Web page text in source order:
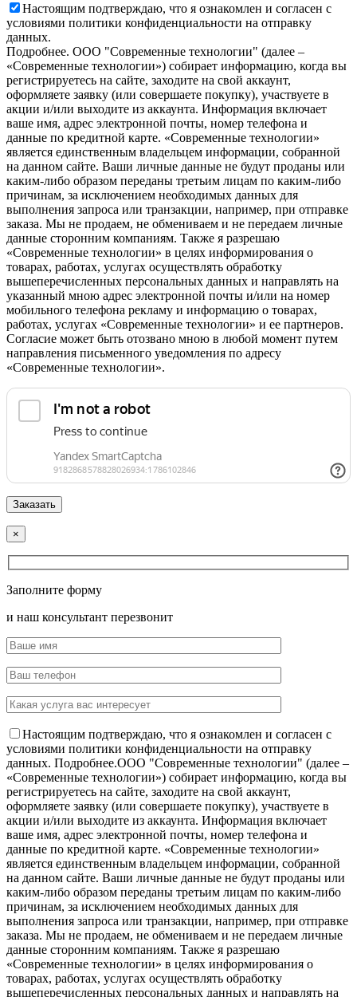
Настоящим подтверждаю, что я ознакомлен и согласен с
условиями политики конфиденциальности на отправку
данных.
Подробнее. OOO "Современные технологии" (далее –
«Современные технологии») собирает информацию, когда вы
регистрируетесь на сайте, заходите на свой аккаунт,
оформляете заявку (или совершаете покупку), участвуете в
акции и/или выходите из аккаунта. Информация включает
ваше имя, адрес электронной почты, номер телефона и
данные по кредитной карте. «Современные технологии»
является единственным владельцем информации, собранной
на данном сайте. Ваши личные данные не будут проданы или
каким-либо образом переданы третьим лицам по каким-либо
причинам, за исключением необходимых данных для
выполнения запроса или транзакции, например, при отправке
заказа. Мы не продаем, не обмениваем и не передаем личные
данные сторонним компаниям. Также я разрешаю
«Современные технологии» в целях информирования о
товарах, работах, услугах осуществлять обработку
вышеперечисленных персональных данных и направлять на
указанный мною адрес электронной почты и/или на номер
мобильного телефона рекламу и информацию о товарах,
работах, услугах «Современные технологии» и ее партнеров.
Согласие может быть отозвано мною в любой момент путем
направления письменного уведомления по адресу
«Современные технологии».
×
Заполните форму
и наш консультант перезвонит
Настоящим подтверждаю, что я ознакомлен и согласен с
условиями политики конфиденциальности на отправку
данных. Подробнее.OOO "Современные технологии" (далее –
«Современные технологии») собирает информацию, когда вы
регистрируетесь на сайте, заходите на свой аккаунт,
оформляете заявку (или совершаете покупку), участвуете в
акции и/или выходите из аккаунта. Информация включает
ваше имя, адрес электронной почты, номер телефона и
данные по кредитной карте. «Современные технологии»
является единственным владельцем информации, собранной
на данном сайте. Ваши личные данные не будут проданы или
каким-либо образом переданы третьим лицам по каким-либо
причинам, за исключением необходимых данных для
выполнения запроса или транзакции, например, при отправке
заказа. Мы не продаем, не обмениваем и не передаем личные
данные сторонним компаниям. Также я разрешаю
«Современные технологии» в целях информирования о
товарах, работах, услугах осуществлять обработку
вышеперечисленных персональных данных и направлять на